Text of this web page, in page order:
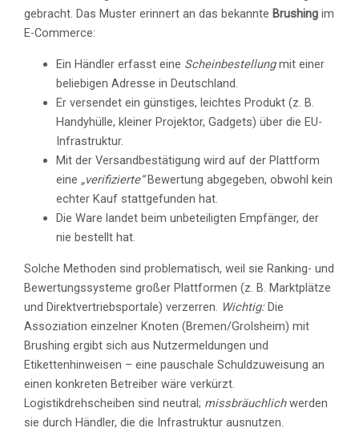
gebracht. Das Muster erinnert an das bekannte Brushing im
E-Commerce:
Ein Händler erfasst eine Scheinbestellungmit einer
beliebigen Adresse in Deutschland.
Er versendet ein günstiges, leichtes Produkt (z. B.
Handyhülle, kleiner Projektor, Gadgets) über die EU-
Infrastruktur.
Mit der Versandbestätigung wird auf der Plattform
eine „verifizierte“Bewertung abgegeben, obwohl kein
echter Kauf stattgefunden hat.
Die Ware landet beim unbeteiligten Empfänger, der
nie bestellt hat.
Solche Methoden sind problematisch, weil sie Ranking- und
Bewertungssysteme großer Plattformen (z. B. Marktplätze
und Direktvertriebsportale) verzerren.
Wichtig:Die
Assoziation einzelner Knoten (Bremen/Grolsheim) mit
Brushing ergibt sich aus Nutzermeldungen und
Etikettenhinweisen – eine pauschale Schuldzuweisung an
einen konkreten Betreiber wäre verkürzt.
Logistikdrehscheiben sind neutral; missbräuchlichwerden
sie durch Händler, die die Infrastruktur ausnutzen.